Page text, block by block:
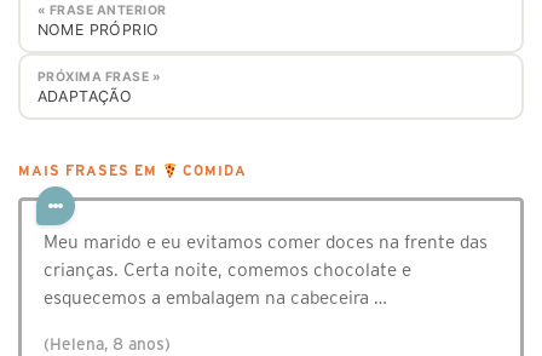
« FRASE ANTERIOR
NOME PRÓPRIO
PRÓXIMA FRASE »
ADAPTAÇÃO
MAIS FRASES EM COMIDA
Meu marido e eu evitamos comer doces na frente das
crianças. Certa noite, comemos chocolate e
esquecemos a embalagem na cabeceira …
(Helena, 8 anos)